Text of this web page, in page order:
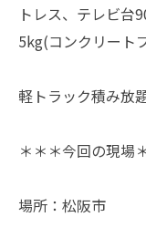
トレス、テレビ台
5kg(コンクリート
軽トラック積み放
＊＊＊今回の現場
場所：松阪市